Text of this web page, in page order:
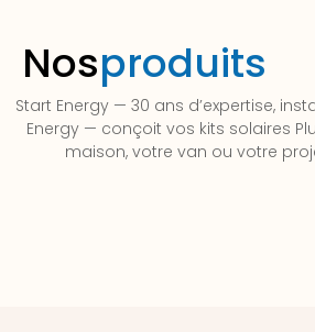
Nosproduits
Start Energy — 30 ans d’expertise,
Energy — conçoit vos kits solaires
maison, votre van ou votre